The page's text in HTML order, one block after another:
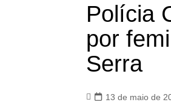
Polícia
por
Serra
13 de maio de